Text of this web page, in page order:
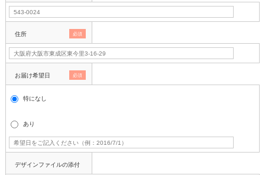
住所 必須
お届け希望日 必須
特になし
あり
デザインファイルの添付